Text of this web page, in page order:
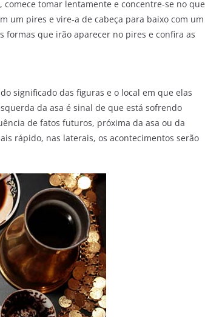
tomar lentamente e concentre-se no que
um pires e vire-a de cabeça para baixo com um
formas que irão aparecer no pires e confira as
significado das figuras e o local em que elas
da asa é sinal de que está sofrendo
de fatos futuros, próxima da asa ou da
rápido, nas laterais, os acontecimentos serão